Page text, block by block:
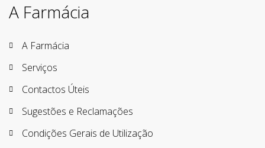
A Farmácia
A Farmácia
Serviços
Contactos Úteis
Sugestões e Reclamações
Condições Gerais de Utilização